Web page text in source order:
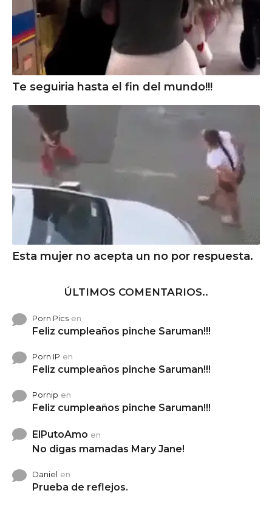
Te seguiria hasta el fin del mundo!!!
Esta mujer no acepta un no por respuesta.
ÚLTIMOS COMENTARIOS..
Porn Pics en
Feliz cumpleaños pinche Saruman!!!
Porn IP en
Feliz cumpleaños pinche Saruman!!!
Pornip en
Feliz cumpleaños pinche Saruman!!!
ElPutoAmo en
No digas mamadas Mary Jane!
Daniel en
Prueba de reflejos.